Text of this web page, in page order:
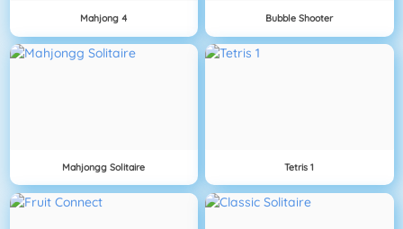
Mahjong 4 Bubble Shooter
Mahjongg Solitaire Tetris 1